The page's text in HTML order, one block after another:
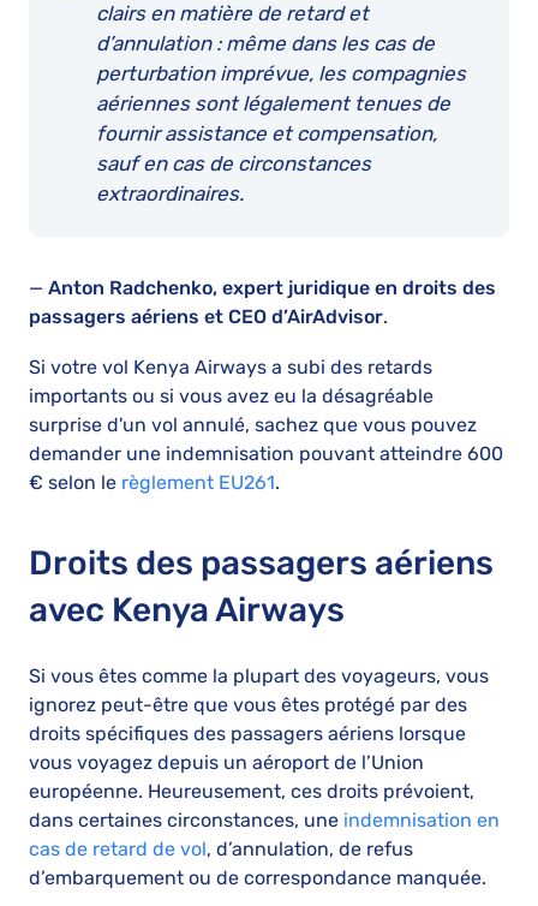
clairs en matière de retard et
d’annulation : même dans les cas de
perturbation imprévue, les compagnies
aériennes sont légalement tenues de
fournir assistance et compensation,
sauf en cas de circonstances
extraordinaires.
— Anton Radchenko, expert juridique en droits des
passagers aériens et CEO d’AirAdvisor.
Si votre vol Kenya Airways a subi des retards
importants ou si vous avez eu la désagréable
surprise d'un vol annulé, sachez que vous pouvez
demander une indemnisation pouvant atteindre 600
€ selon le règlement EU261.
Droits des passagers aériens
avec Kenya Airways
Si vous êtes comme la plupart des voyageurs, vous
ignorez peut-être que vous êtes protégé par des
droits spécifiques des passagers aériens lorsque
vous voyagez depuis un aéroport de l’Union
européenne. Heureusement, ces droits prévoient,
dans certaines circonstances, une indemnisation en
cas de retard de vol, d’annulation, de refus
d’embarquement ou de correspondance manquée.